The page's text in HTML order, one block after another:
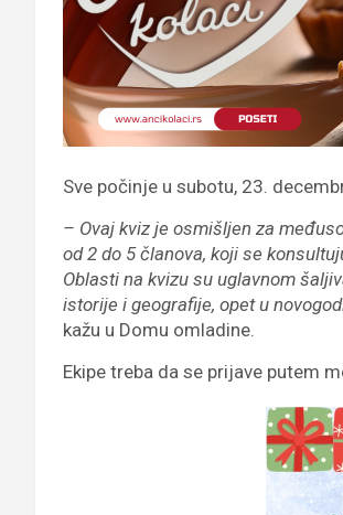
Sve počinje u subotu, 23.
– Ovaj kviz je osmišljen za
od 2 do 5 članova, koji se
Oblasti na kvizu su uglavnom
istorije i geografije, opet u
kažu u Domu omladine.
Ekipe treba da se prijave putem